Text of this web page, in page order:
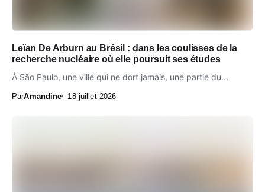
Leïan De Arburn au Brésil : dans les coulisses de la
recherche nucléaire où elle poursuit ses études
À São Paulo, une ville qui ne dort jamais, une partie du...
ParAmandine 18 juillet 2026